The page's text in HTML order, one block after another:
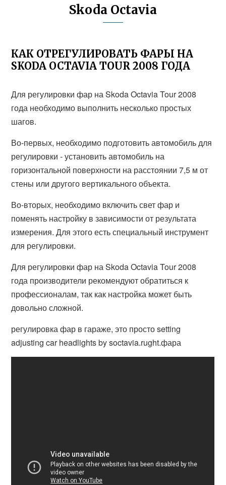
Skoda Octavia
КАК ОТРЕГУЛИРОВАТЬ ФАРЫ НА
SKODA OCTAVIA TOUR 2008 ГОДА
Для регулировки фар на Skoda Octavia Tour 2008
года необходимо выполнить несколько простых
шагов.
Во-первых, необходимо подготовить автомобиль для
регулировки - установить автомобиль на
горизонтальной поверхности на расстоянии 7,5 м от
стены или другого вертикального объекта.
Во-вторых, необходимо включить свет фар и
поменять настройку в зависимости от результата
измерения. Для этого есть специальный инструмент
для регулировки.
Для регулировки фар на Skoda Octavia Tour 2008
года производители рекомендуют обратиться к
профессионалам, так как настройка может быть
довольно сложной.
регулировка фар в гараже, это просто setting
adjusting car headlights by soctavia.rught.фара